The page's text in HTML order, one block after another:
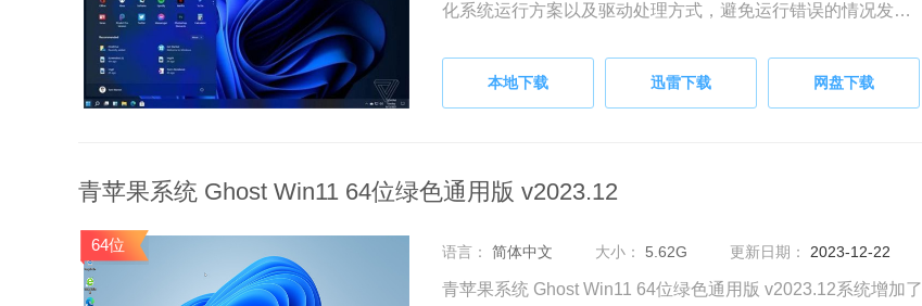
化系统运行方案以及驱动处理方式，避免运行错误的情况发
马病毒和一些垃圾文件。
本地下载 迅雷下载 网盘下载
青苹果系统 Ghost Win11 64位绿色通用版 v2023.12
64位 语言： 简体中文 大小： 5.62G 更新日期： 2023-12-22
青苹果系统 Ghost Win11 64位绿色通用版 v2023.12系统增加了